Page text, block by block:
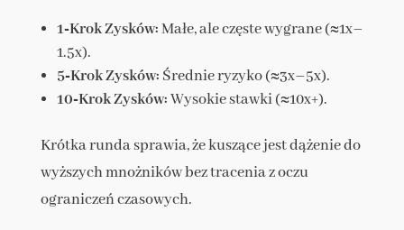
1‑Krok Zysków:Małe, ale częste wygrane (≈1x–
1.5x).
5‑Krok Zysków: Średnie ryzyko (≈3x–5x).
10‑Krok Zysków:Wysokie stawki (≈10x+).
Krótka runda sprawia, że kuszące jest dążenie do
wyższych mnożników bez tracenia z oczu
ograniczeń czasowych.